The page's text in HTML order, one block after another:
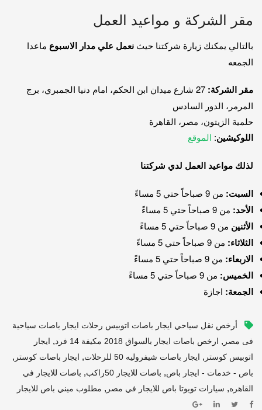
مقر الشركة و مواعيد العمل
بالتالي يمكنك زيارة شركتنا حيث نعمل علي مدار الاسبوع ماعدا
الجمعه
مقر الشركة:
27 شارع ميدان ابن الحكم، امام دنيا الجمبري، برج
المرمر، الدور السادس
حلمية الزيتون، مصر، القاهرة
اللوكيشين: الموقع
لذلك مواعيد العمل لدي شركتنا
السبت: من 9 صباحاً حتي 5 مساءً
الأحد: من 9 صباحاً حتي 5 مساءً
الأثنين من 9 صباحاً حتي 5 مساءً
الثلاثاء: من 9 صباحاً حتي 5 مساءً
الاربعاء: من 9 صباحاً حتي 5 مساءً
الخميس: من 9 صباحاً حتي 5 مساءً
الجمعة: اجازة
أرخص نقل سياحي ايجار باصات اتوبيس رحلات ايجار باصات سياحية
فى مصر , ارخص باصات ايجار بالسواق 2018 مكيفة 14 فرد , ايجار
اتوبيس كوستر , ايجار باصات شيفروليه 50 للرحلات , ايجار باصات كوستر ,
باص - خدمات - ايجار باص, باصات للايجار 50راكب , باصات للايجار في
القاهره, سيارات تويوتا باص للايجار في مصر , مطلوب ميني باص للايجار